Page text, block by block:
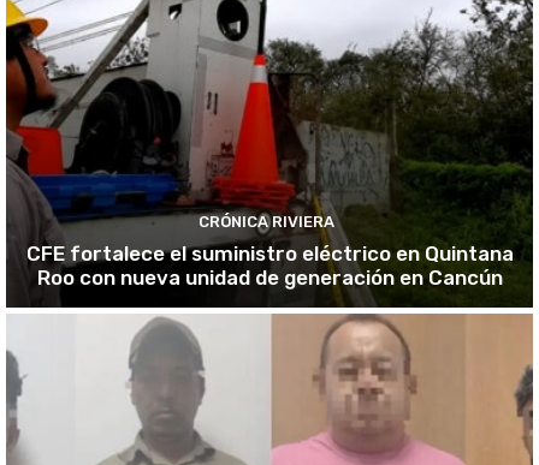
CRÓNICA RIVIERA
CFE fortalece el suministro eléctrico en Quintana
Roo con nueva unidad de generación en Cancún